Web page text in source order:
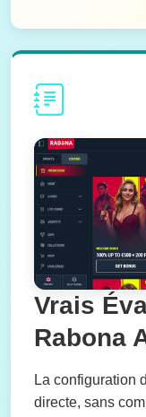
Vrais
Rabona
La configuration
directe, sans